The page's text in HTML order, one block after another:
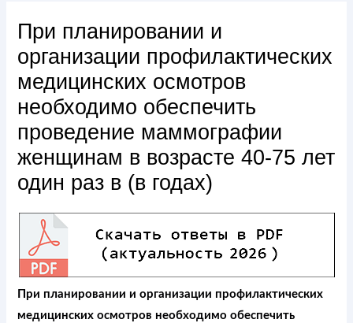
При планировании и
организации профилактических
медицинских осмотров
необходимо обеспечить
проведение маммографии
женщинам в возрасте 40-75 лет
один раз в (в годах)
При планировании и организации профилактических
медицинских осмотров необходимо обеспечить